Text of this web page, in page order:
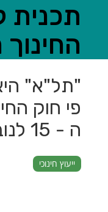
תכנית
"תל"א"
פי חוק
ה - 15 לנובמבר של כל שנת לימודים.
ייעוץ חינוכי